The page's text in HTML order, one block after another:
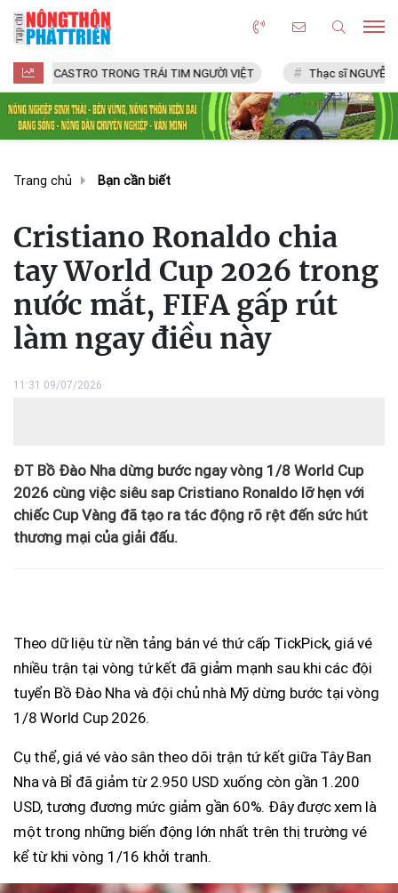
TRONG TRÁI TIM NGƯỜI VIỆT Thạc sĩ NGUYỄN VĂN CHÍ
Trang chủ Bạn cần biết
Cristiano Ronaldo chia
tay World Cup 2026 trong
nước mắt, FIFA gấp rút
làm ngay điều này
11:31 09/07/2026
ĐT Bồ Đào Nha dừng bước ngay vòng 1/8 World Cup
2026 cùng việc siêu sap Cristiano Ronaldo lỡ hẹn với
chiếc Cup Vàng đã tạo ra tác động rõ rệt đến sức hút
thương mại của giải đấu.
Theo dữ liệu từ nền tảng bán vé thứ cấp TickPick, giá vé
nhiều trận tại vòng tứ kết đã giảm mạnh sau khi các đội
tuyển Bồ Đào Nha và đội chủ nhà Mỹ dừng bước tại vòng
1/8 World Cup 2026.
Cụ thể, giá vé vào sân theo dõi trận tứ kết giữa Tây Ban
Nha và Bỉ đã giảm từ 2.950 USD xuống còn gần 1.200
USD, tương đương mức giảm gần 60%. Đây được xem là
một trong những biến động lớn nhất trên thị trường vé
kể từ khi vòng 1/16 khởi tranh.